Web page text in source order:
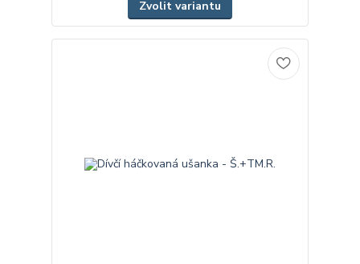
Zvolit variantu